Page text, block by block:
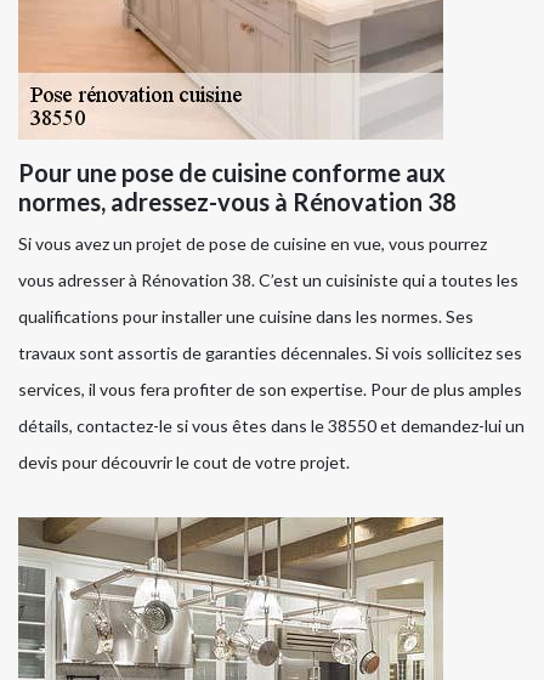
Pour une pose de cuisine conforme aux
normes, adressez-vous à Rénovation 38
Si vous avez un projet de pose de cuisine en vue, vous pourrez
vous adresser à Rénovation 38. C’est un cuisiniste qui a toutes les
qualifications pour installer une cuisine dans les normes. Ses
travaux sont assortis de garanties décennales. Si vois sollicitez ses
services, il vous fera profiter de son expertise. Pour de plus amples
détails, contactez-le si vous êtes dans le 38550 et demandez-lui un
devis pour découvrir le cout de votre projet.